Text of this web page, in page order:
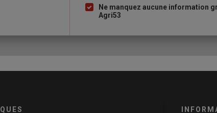
Ne manquez aucune information
Agri53